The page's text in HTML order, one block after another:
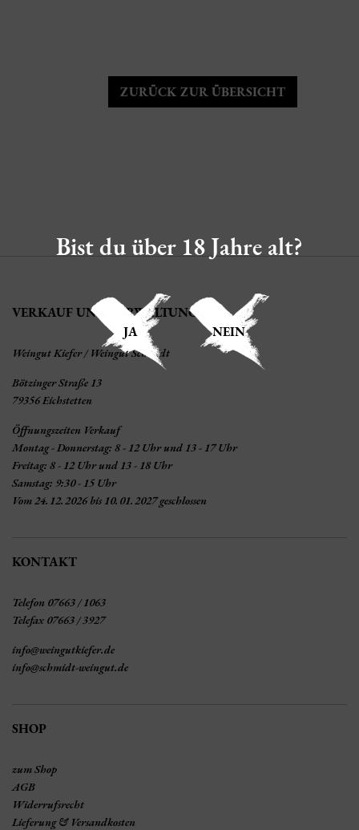
ZURÜCK ZUR ÜBERSICHT
VERKAUF UND VERWALTUNG
Weingut Kiefer / Weingut Schmidt
Bötzinger Straße 13
79356 Eichstetten
Öffnungszeiten Verkauf
Montag - Donnerstag: 8 - 12 Uhr und 13 - 17 Uhr
Freitag: 8 - 12 Uhr und 13 - 18 Uhr
Samstag: 9:30 - 15 Uhr
Vom 24.12.2026 bis 10.01.2027 geschlossen
KONTAKT
Telefon 07663 / 1063
Telefax 07663 / 3927
info@weingutkiefer.de
info@schmidt-weingut.de
SHOP
zum Shop
AGB
Widerrufsrecht
Lieferung & Versandkosten
Bist du über 18 Jahre alt?
JA NEIN